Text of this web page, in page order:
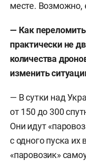
месте. Возможно,
— Как
практически не
количества
изменить
— В сутки над
от 150 до 300
Они идут
с одного пуска их
«паровозик»